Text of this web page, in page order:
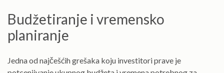
Budžetiranje i vremensko
planiranje
Jedna od najčešćih grešaka koju investitori prave je